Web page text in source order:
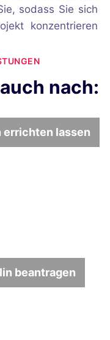
sodass Sie sich
konzentrieren
nach:
errichten lassen
beantragen